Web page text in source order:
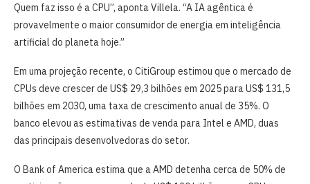
Quem faz isso é a CPU”, aponta Villela. “A IA agêntica é
provavelmente o maior consumidor de energia em inteligência
artificial do planeta hoje.”
Em uma projeção recente, o CitiGroup estimou que o mercado de
CPUs deve crescer de US$ 29,3 bilhões em 2025 para US$ 131,5
bilhões em 2030, uma taxa de crescimento anual de 35%. O
banco elevou as estimativas de venda para Intel e AMD, duas
das principais desenvolvedoras do setor.
O Bank of America estima que a AMD detenha cerca de 50% de